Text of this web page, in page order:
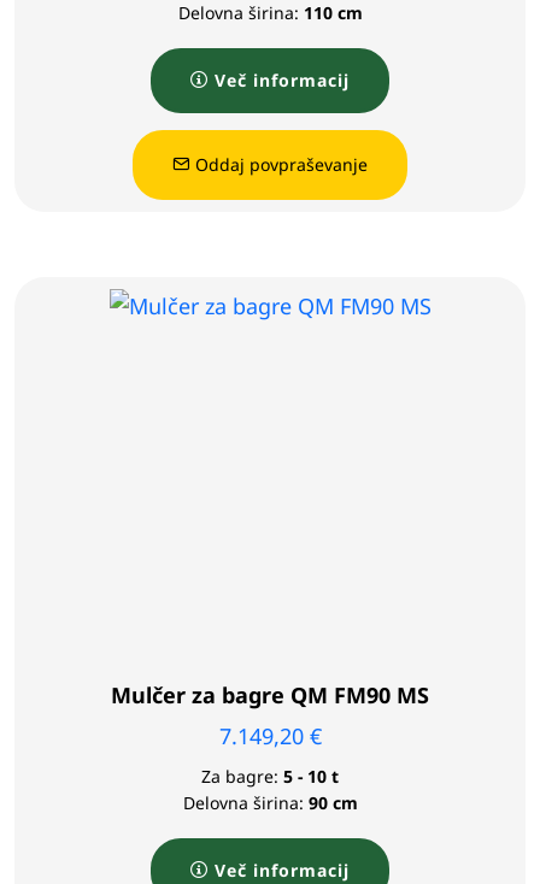
Delovna širina: 110 cm
Več informacij
Oddaj povpraševanje
Mulčer za bagre QM FM90 MS
7.149,20 €
Za bagre: 5 - 10 t
Delovna širina: 90 cm
Več informacij